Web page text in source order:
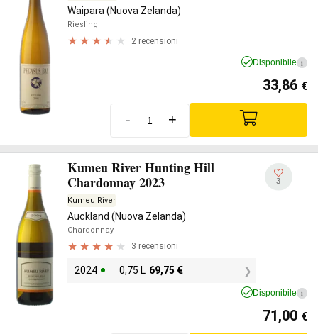
Waipara (Nuova Zelanda)
Riesling
2 recensioni
Disponibile i
33,86 €
- +
Kumeu River Hunting Hill
Chardonnay 2023
Kumeu River
Auckland (Nuova Zelanda)
Chardonnay
3 recensioni
2024 0,75 L 69,75 €
3
Disponibile i
71,00 €